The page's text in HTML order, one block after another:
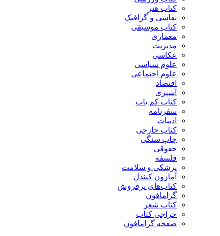
کتاب هنر
نقاشی و گرافیک
کتاب موسیقی
معماری
مدیریت
عکاسی
علوم سیاسی
علوم اجتماعی
اقتصاد
آشپزی
کتاب کم یاب
سفرنامه
ادبیات
کتاب خارجی
چاپ سنگی
حقوقی
فلسفه
پزشکی و سلامت
آمازون کیندل
کتاب‌های پرفروش
گرامافون
کتاب شعر
حراجی کتاب
صفحه گرامافون